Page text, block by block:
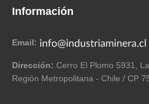
Información
Email:
Dirección: Cerro El Plomo 5931,
Región Metropolitana - Chile / CP